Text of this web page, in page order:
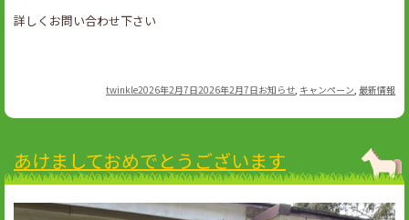
詳しくお問い合わせ下さい
Author
twinklePosted
2026年2月7日2026年2月7日Categories
お知らせ キャンペーン 最新情報
あけましておめでとうございます